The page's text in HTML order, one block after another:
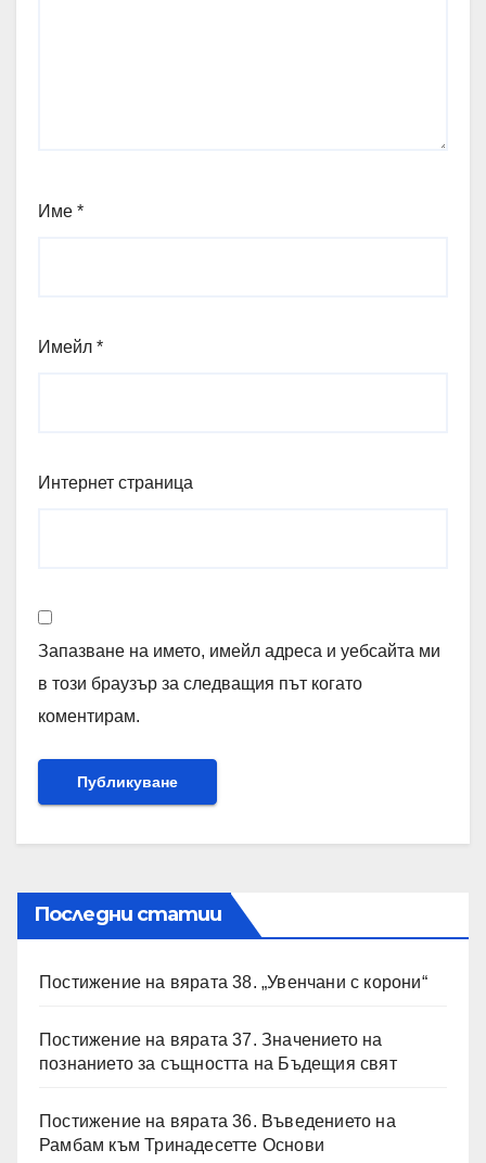
Име *
Имейл *
Интернет страница
Запазване на името, имейл адреса и уебсайта ми
в този браузър за следващия път когато
коментирам.
Последни статии
Постижение на вярата 38. „Увенчани с корони“
Постижение на вярата 37. Значението на
познанието за същността на Бъдещия свят
Постижение на вярата 36. Въведението на
Рамбам към Тринадесетте Основи